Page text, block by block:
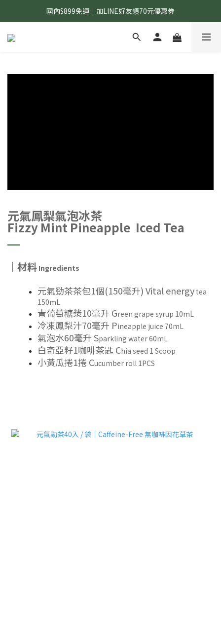
國內$899免運｜加LINE好友領70元優惠券
國內$899免運｜加LINE好友領70元優惠券
訂單滿$1,200｜送好日隨行冷水瓶 (贈完為止)
元氣鳳梨氣泡冰茶
Fizzy Mint Pineapple Iced Tea
｜材料 Ingredients
元氣勁茶茶包1個(150毫升) Vital energy tea
150mL
青葡萄糖漿10毫升 Green grape syrup 10mL
冷凍鳳梨汁70毫升 Pineapple juice 70mL
氣泡水60毫升 Sparkling water 60mL
白奇亞籽1咖啡茶匙 Chia seed 1 Scoop
小黃瓜捲1捲 Cucumber roll 1PCS